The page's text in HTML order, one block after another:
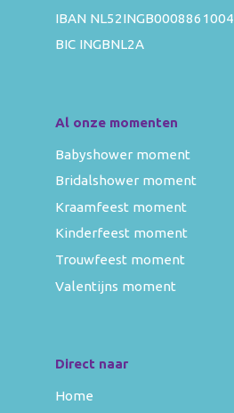
IBAN NL52INGB0008861004
BIC INGBNL2A
Al onze momenten
Babyshower moment
Bridalshower moment
Kraamfeest moment
Kinderfeest moment
Trouwfeest moment
Valentijns moment
Direct naar
Home